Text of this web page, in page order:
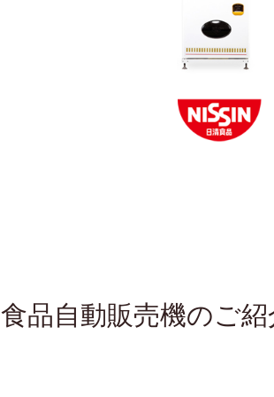
食品自動販売機のご紹